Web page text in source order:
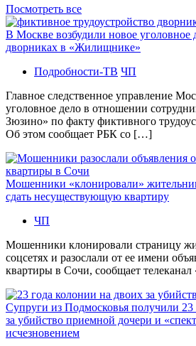
Посмотреть все
В Москве возбудили новое
дворниках в «Жилищнике»
Подробности-ТВ ЧП
Главное следственное управление
уголовное дело в отношении
Зюзино» по факту фиктивного
Об этом сообщает РБК со […]
Мошенники «клонировали»
сдать несуществующую квартиру
ЧП
Мошенники клонировали страницу
соцсетях и разослали от ее имени
квартиры в Сочи, сообщает
Супруги из Подмосковья получили
за убийство приемной дочери и
исчезновением